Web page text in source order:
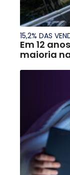
15,2% DAS
Em 12
maioria